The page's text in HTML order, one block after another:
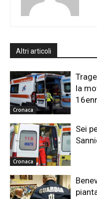
Altri articoli
Cronaca
la
Cronaca
Sei